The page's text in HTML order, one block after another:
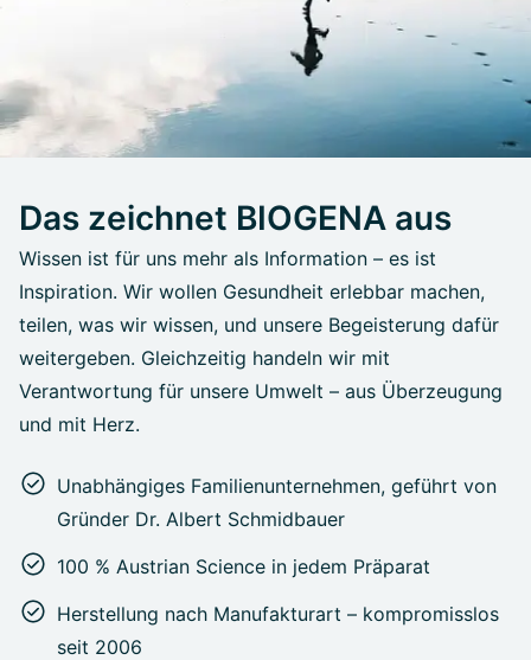
Das zeichnet BIOGENA aus
Wissen ist für uns mehr als Information – es ist
Inspiration. Wir wollen Gesundheit erlebbar machen,
teilen, was wir wissen, und unsere Begeisterung dafür
weitergeben. Gleichzeitig handeln wir mit
Verantwortung für unsere Umwelt – aus Überzeugung
und mit Herz.
Unabhängiges Familienunternehmen, geführt von
Gründer Dr. Albert Schmidbauer
100 % Austrian Science in jedem Präparat
Herstellung nach Manufakturart – kompromisslos
seit 2006